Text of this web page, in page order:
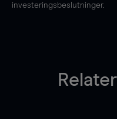
investeringsbeslutninger.